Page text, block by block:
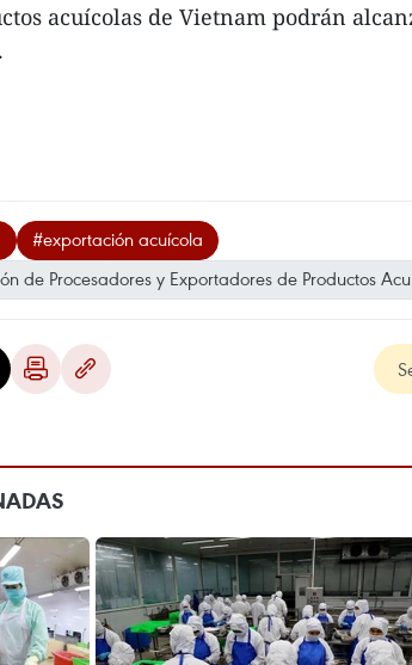
acuícolas de Vietnam podrán
#exportación acuícola
de Procesadores y Exportadores de Productos